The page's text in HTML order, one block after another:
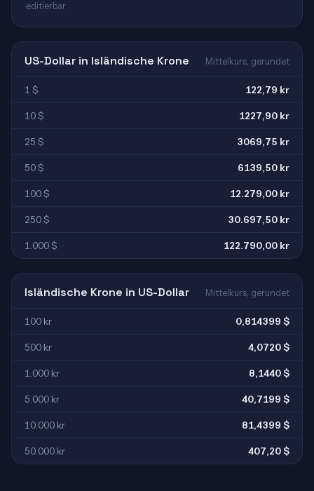
editierbar.
US-Dollar in Isländische Krone Mittelkurs, gerundet
1 $ 122,79 kr
10 $ 1227,90 kr
25 $ 3069,75 kr
50 $ 6139,50 kr
100 $ 12.279,00 kr
250 $ 30.697,50 kr
1.000 $ 122.790,00 kr
Isländische Krone in US-Dollar Mittelkurs, gerundet
100 kr 0,814399 $
500 kr 4,0720 $
1.000 kr 8,1440 $
5.000 kr 40,7199 $
10.000 kr 81,4399 $
50.000 kr 407,20 $